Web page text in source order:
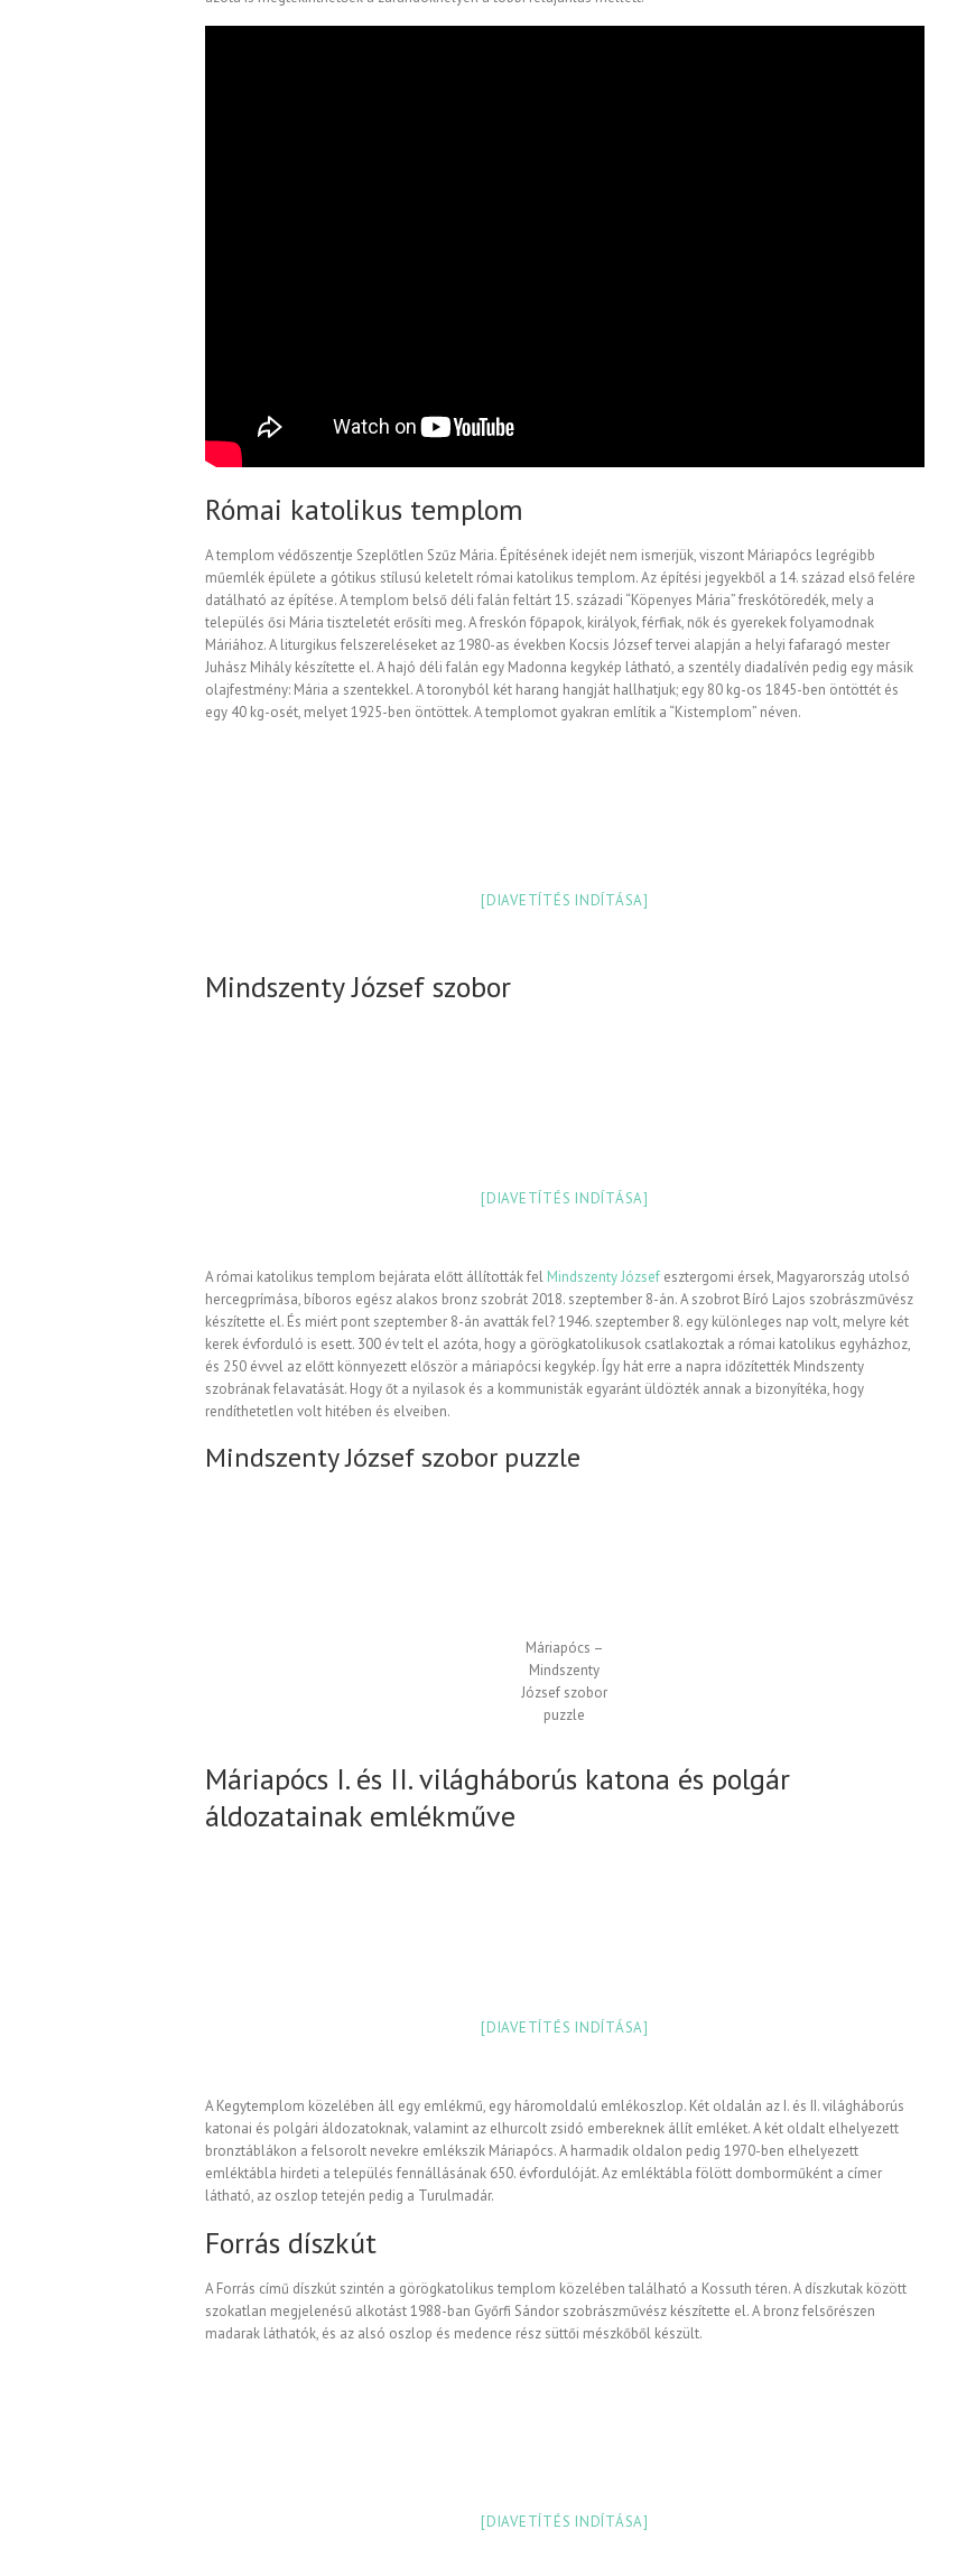
Római katolikus templom
A templom védőszentje Szeplőtlen Szűz Mária. Építésének idejét nem ismerjük, viszont Máriapócs legrégibb
műemlék épülete a gótikus stílusú keletelt római katolikus templom. Az építési jegyekből a 14. század első felére
datálható az építése. A templom belső déli falán feltárt 15. századi “Köpenyes Mária” freskótöredék, mely a
település ősi Mária tiszteletét erősíti meg. A freskón főpapok, királyok, férfiak, nők és gyerekek folyamodnak
Máriához. A liturgikus felszereléseket az 1980-as években Kocsis József tervei alapján a helyi fafaragó mester
Juhász Mihály készítette el. A hajó déli falán egy Madonna kegykép látható, a szentély diadalívén pedig egy másik
olajfestmény: Mária a szentekkel. A toronyból két harang hangját hallhatjuk; egy 80 kg-os 1845-ben öntöttét és
egy 40 kg-osét, melyet 1925-ben öntöttek. A templomot gyakran említik a “Kistemplom” néven.
[DIAVETÍTÉS INDÍTÁSA]
Mindszenty József szobor
[DIAVETÍTÉS INDÍTÁSA]
A római katolikus templom bejárata előtt állították fel Mindszenty József esztergomi érsek, Magyarország utolsó
hercegprímása, bíboros egész alakos bronz szobrát 2018. szeptember 8-án. A szobrot Bíró Lajos szobrászművész
készítette el. És miért pont szeptember 8-án avatták fel? 1946. szeptember 8. egy különleges nap volt, melyre két
kerek évforduló is esett. 300 év telt el azóta, hogy a görögkatolikusok csatlakoztak a római katolikus egyházhoz,
és 250 évvel az előtt könnyezett először a máriapócsi kegykép. Így hát erre a napra időzítették Mindszenty
szobrának felavatását. Hogy őt a nyilasok és a kommunisták egyaránt üldözték annak a bizonyítéka, hogy
rendíthetetlen volt hitében és elveiben.
Mindszenty József szobor puzzle
Máriapócs –
Mindszenty
József szobor
puzzle
Máriapócs I. és II. világháborús katona és polgár
áldozatainak emlékműve
[DIAVETÍTÉS INDÍTÁSA]
A Kegytemplom közelében áll egy emlékmű, egy háromoldalú emlékoszlop. Két oldalán az I. és II. világháborús
katonai és polgári áldozatoknak, valamint az elhurcolt zsidó embereknek állít emléket. A két oldalt elhelyezett
bronztáblákon a felsorolt nevekre emlékszik Máriapócs. A harmadik oldalon pedig 1970-ben elhelyezett
emléktábla hirdeti a település fennállásának 650. évfordulóját. Az emléktábla fölött domborműként a címer
látható, az oszlop tetején pedig a Turulmadár.
Forrás díszkút
A Forrás című díszkút szintén a görögkatolikus templom közelében található a Kossuth téren. A díszkutak között
szokatlan megjelenésű alkotást 1988-ban Győrfi Sándor szobrászművész készítette el. A bronz felsőrészen
madarak láthatók, és az alsó oszlop és medence rész süttői mészkőből készült.
[DIAVETÍTÉS INDÍTÁSA]